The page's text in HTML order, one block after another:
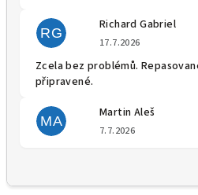
RG
Richard Gabriel
17.7.2026
Zcela bez problémů.
připravené.
MA
Martin Aleš
7.7.2026